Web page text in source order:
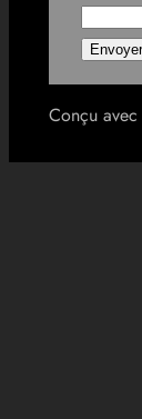
Conçu avec